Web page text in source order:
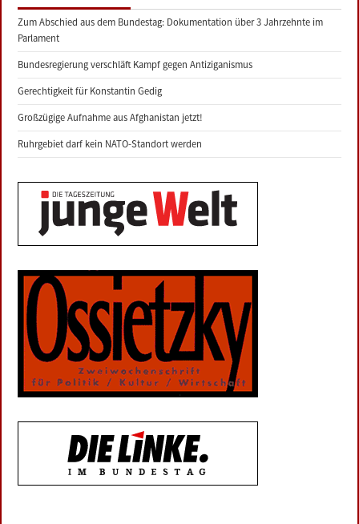
Zum Abschied aus dem Bundestag: Dokumentation über 3 Jahrzehnte im
Parlament
Bundesregierung verschläft Kampf gegen Antiziganismus
Gerechtigkeit für Konstantin Gedig
Großzügige Aufnahme aus Afghanistan jetzt!
Ruhrgebiet darf kein NATO-Standort werden